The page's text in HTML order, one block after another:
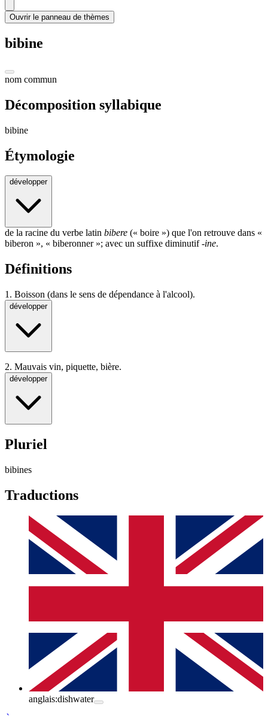
Ouvrir le panneau de thèmes
bibine
nom commun
Décomposition syllabique
bibine
Étymologie
développer
de la racine du verbe latin bibere (« boire ») que l'on retrouve dans «
biberon », « biberonner»; avec un suffixe diminutif-ine.
Définitions
1. Boisson (dans le sens de dépendance à l'alcool).
développer
2. Mauvais vin, piquette, bière.
développer
Pluriel
bibines
Traductions
anglais:dishwater